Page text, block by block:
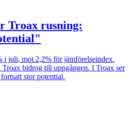
Troax rusning:
i juli, mot 2,2% för jämförelseindex.
bidrog till uppgången. I Troax ser
stor potential.